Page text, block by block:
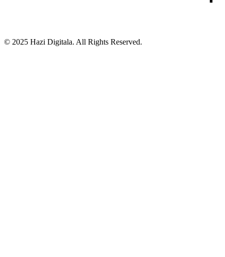
© 2025 Hazi Digitala. All Rights Reserved.